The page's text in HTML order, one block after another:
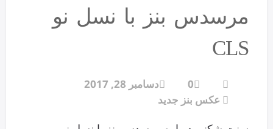
مرسدس بنز با نسل نو
CLS
0
دسامبر 28, 2017
عکس بنز جدید